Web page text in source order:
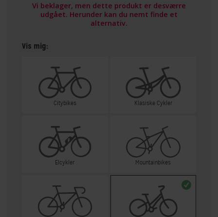
Vi beklager, men dette produkt er desværre
udgået. Herunder kan du nemt finde et
alternativ.
Vis mig:
Citybikes Klasiske Cykler
Elcykler Mountainbikes